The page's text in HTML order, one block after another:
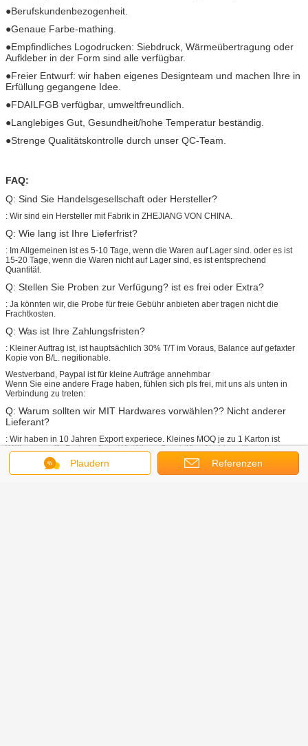
●Berufskundenbezogenheit.
●Genaue Farbe-mathing.
●Empfindliches Logodrucken: Siebdruck, Wärmeübertragung oder
Aufkleber in der Form sind alle verfügbar.
●Freier Entwurf: wir haben eigenes Designteam und machen Ihre in
Erfüllung gegangene Idee.
●FDAILFGB verfügbar, umweltfreundlich.
●Langlebiges Gut, Gesundheit/hohe Temperatur beständig.
●Strenge Qualitätskontrolle durch unser QC-Team.
FAQ:
Q: Sind Sie Handelsgesellschaft oder Hersteller?
: Wir sind ein Hersteller mit Fabrik in ZHEJIANG VON CHINA.
Q: Wie lang ist Ihre Lieferfrist?
: Im Allgemeinen ist es 5-10 Tage, wenn die Waren auf Lager sind. oder es ist
15-20 Tage, wenn die Waren nicht auf Lager sind, es ist entsprechend
Quantität.
Q: Stellen Sie Proben zur Verfügung? ist es frei oder Extra?
: Ja könnten wir, die Probe für freie Gebühr anbieten aber tragen nicht die
Frachtkosten.
Q: Was ist Ihre Zahlungsfristen?
: Kleiner Auftrag ist, ist hauptsächlich 30% T/T im Voraus, Balance auf gefaxter
Kopie von B/L. negitionable.
Westverband, Paypal ist für kleine Aufträge annehmbar
Wenn Sie eine andere Frage haben, fühlen sich pls frei, mit uns als unten in
Verbindung zu treten:
Q: Warum sollten wir MIT Hardwares vorwählen?? Nicht anderer
Lieferant?
: Wir haben in 10 Jahren Export experiece. Kleines MOQ je zu 1 Karton ist
Willkommen für Probeauftrag. Wir tätigen Geschäft auf beiderseitigen Nutzen
und Aufrichtigkeit. Unser Preis ist für Badezimmer wettbewerbsfähig und
Kücheneinzelteile, können wir Ihnen beste Lösungen für die einfache, mittlere
Ende und Hardwares der oberen Grenze zur Verfügung stellen Plan kaufend.
Plaudern Referenzen